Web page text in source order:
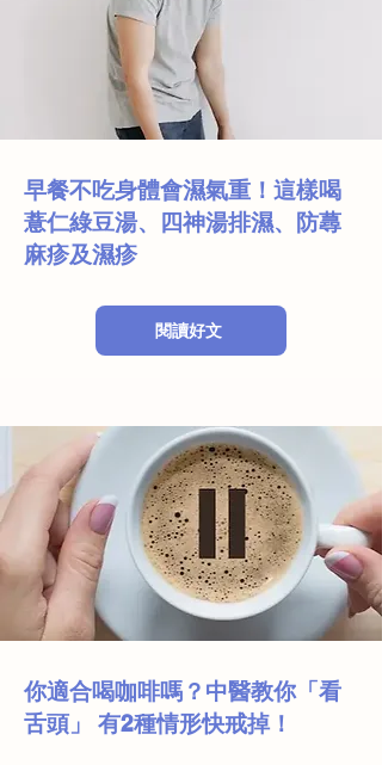
早餐不吃身體會濕氣重！這樣喝
薏仁綠豆湯、四神湯排濕、防蕁
麻疹及濕疹
閱讀好文
你適合喝咖啡嗎？中醫教你「看
舌頭」 有2種情形快戒掉！